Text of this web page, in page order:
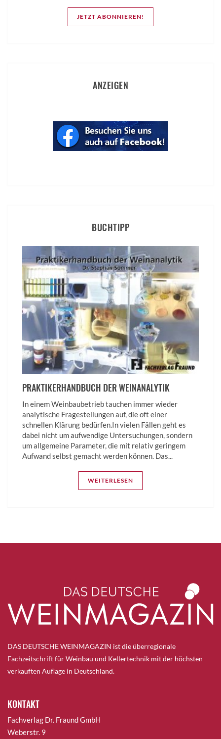
JETZT ABONNIEREN!
ANZEIGEN
BUCHTIPP
PRAKTIKERHANDBUCH DER WEINANALYTIK
In einem Weinbaubetrieb tauchen immer wieder
analytische Fragestellungen auf, die oft einer
schnellen Klärung bedürfen.In vielen Fällen geht es
dabei nicht um aufwendige Untersuchungen, sondern
um allgemeine Parameter, die mit relativ geringem
Aufwand selbst gemacht werden können. Das...
WEITERLESEN
DAS DEUTSCHE WEINMAGAZIN ist die überregionale
Fachzeitschrift für Weinbau und Kellertechnik mit der höchsten
verkauften Auflage in Deutschland.
KONTAKT
Fachverlag Dr. Fraund GmbH
Weberstr. 9